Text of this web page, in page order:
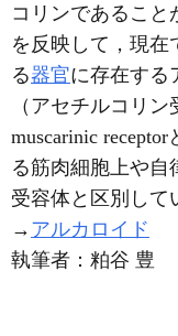
コリンであること
を反映して，現在
る器官に存在する
（アセチルコリ
muscarinic
る筋肉細胞上や自
受容体と区別して
→ アルカロイド
執筆者： 粕谷 豊